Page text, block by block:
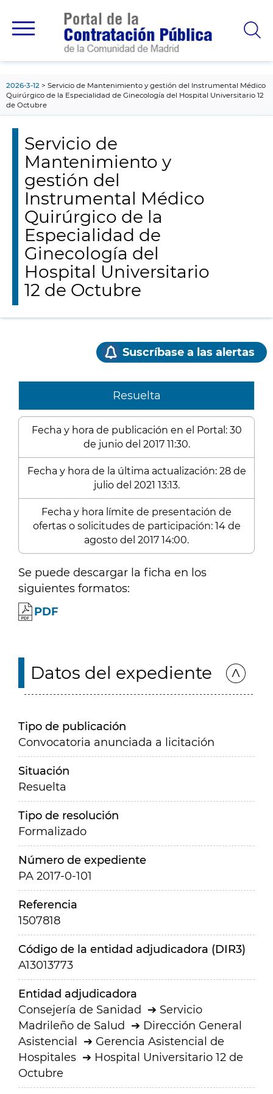
principal
2026-3-12
Servicio de Mantenimiento y gestión del Instrumental Médico
Quirúrgico de la Especialidad de Ginecología del Hospital Universitario 12
de Octubre
Servicio de
Mantenimiento y
gestión del
Instrumental Médico
Quirúrgico de la
Especialidad de
Ginecología del
Hospital Universitario
12 de Octubre
Suscríbase a las alertas
Resuelta
Fecha y hora de publicación en el Portal: 30
de junio del 2017 11:30.
Fecha y hora de la última actualización: 28 de
julio del 2021 13:13.
Fecha y hora límite de presentación de
ofertas o solicitudes de participación: 14 de
agosto del 2017 14:00.
Se puede descargar la ficha en los
siguientes formatos:
PDF
Datos del expediente
Tipo de publicación
Convocatoria anunciada a licitación
Situación
Resuelta
Tipo de resolución
Formalizado
Número de expediente
PA 2017-0-101
Referencia
1507818
Código de la entidad adjudicadora (DIR3)
A13013773
Entidad adjudicadora
Consejería de Sanidad
Servicio
Madrileño de Salud
Dirección General
Asistencial
Gerencia Asistencial de
Hospitales
Hospital Universitario 12 de
Octubre